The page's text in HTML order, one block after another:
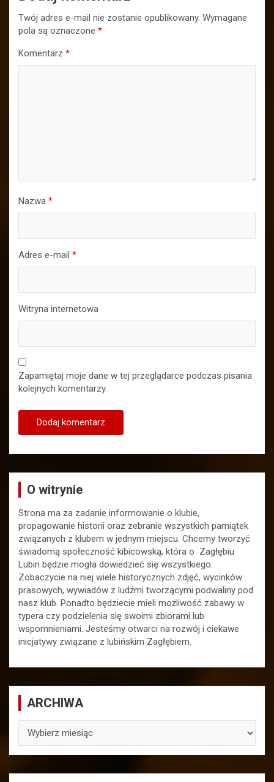
Twój adres e-mail nie zostanie opublikowany. Wymagane
pola są oznaczone *
Komentarz *
Nazwa *
Adres e-mail *
Witryna internetowa
Zapamiętaj moje dane w tej przeglądarce podczas pisania
kolejnych komentarzy.
O witrynie
Strona ma za zadanie informowanie o klubie,
propagowanie historii oraz zebranie wszystkich pamiątek
związanych z klubem w jednym miejscu. Chcemy tworzyć
świadomą społeczność kibicowską, która o Zagłębiu
Lubin będzie mogła dowiedzieć się wszystkiego.
Zobaczycie na niej wiele historycznych zdjęć, wycinków
prasowych, wywiadów z ludźmi tworzącymi podwaliny pod
nasz klub. Ponadto będziecie mieli możliwość zabawy w
typera czy podzielenia się swoimi zbiorami lub
wspomnieniami. Jesteśmy otwarci na rozwój i ciekawe
inicjatywy związane z lubińskim Zagłębiem.
ARCHIWA